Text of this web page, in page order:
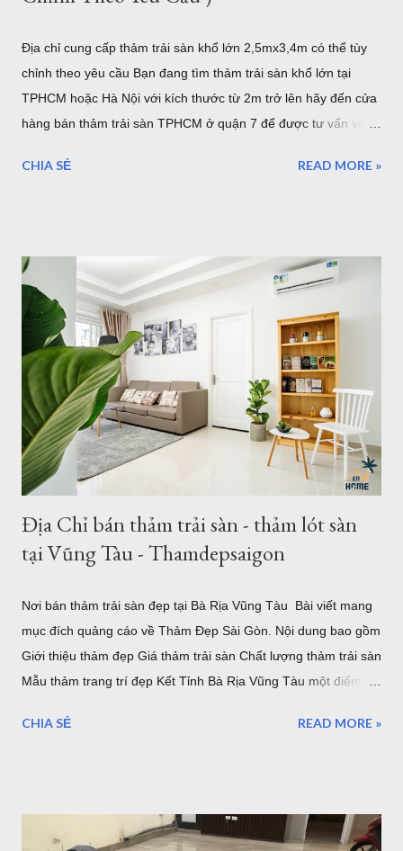
Địa chỉ cung cấp thảm trải sàn khổ lớn 2,5mx3,4m có thể tùy
chỉnh theo yêu cầu Bạn đang tìm thảm trải sàn khổ lớn tại
TPHCM hoặc Hà Nội với kích thước từ 2m trở lên hãy đến cửa
hàng bán thảm trải sàn TPHCM ở quận 7 để được tư vấn về
yêu cầu của bạn. Kho thảm trải sàn khổ lớn quận 7 TPHCM
khổ lớn - Bảo hành - Giao hàng .... Địa chỉ bán thảm lót sàn
khổ lớn tại HCM và Hà Nội Coupons trong tháng của Thảm
Đẹp 1. Giới thiệu về thảm khổ 2,5m - 3,4m 2,6m - 3,6m Là đơn
vị cung cấp thảm trải sàn - thảm trang trí nhà tại Hồ Chí Minh
và Hà Nội, chung tôi luôn phục vụ tối đa nhu cầu của khách
hàng, với nhu cầu trải sàn khổ lớn ơ Việt Nam, chúng tôi đã
nhập về nhiều mẫu thảm kích thước lớn từ 2m, 2,4m 2,5m 2,m
chiều ngang - chiều dài từ 3m - 3,5m. Hoặc b...
CHIA SẺ READ MORE »
Địa Chỉ bán thảm trải sàn - thảm lót sàn
tại Vũng Tàu - Thamdepsaigon
Nơi bán thảm trải sàn đẹp tại Bà Rịa Vũng Tàu Bài viết mang
mục đích quảng cáo về Thảm Đẹp Sài Gòn. Nội dung bao gồm
Giới thiệu thảm đẹp Giá thảm trải sàn Chất lượng thảm trải sàn
Mẫu thảm trang trí đẹp Kết Tỉnh Bà Rịa Vũng Tàu một điểm
du lịch nhưng thực sự vẫn chưa thể đi và khám phá hết vùng
động với bãi trước, bãi sau của Vũng Tàu...Dịch vụ ăn uống
CHIA SẺ READ MORE »